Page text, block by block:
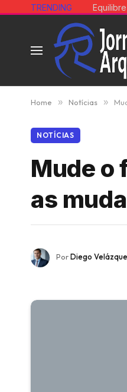
TRENDING
Home » Notícias »
NOTÍCIAS
Mude o
as
PorDiego